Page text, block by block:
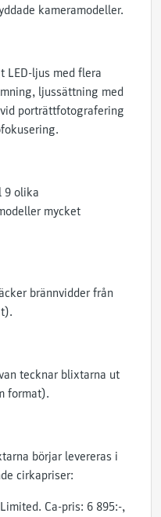
kameramodeller.
LED-ljus med flera
ljussättning med
porträttfotografering
9 olika
mycket
brännvidder från
tecknar blixtarna ut
format).
börjar levereras i
cirkapriser:
Limited. Ca-pris: 6 895:-,